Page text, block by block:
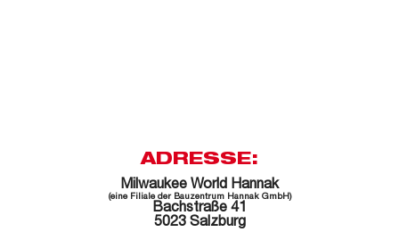
ADRESSE:
Milwaukee World Hannak
(eine Filiale der Bauzentrum Hannak GmbH)
Bachstraße 41
5023 Salzburg